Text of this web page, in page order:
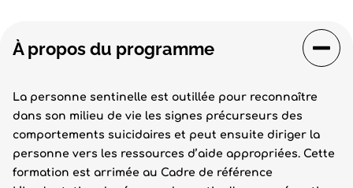
À propos du programme
La personne sentinelle est outillée pour reconnaître
dans son milieu de vie les signes précurseurs des
comportements suicidaires et peut ensuite diriger la
personne vers les ressources d’aide appropriées. Cette
formation est arrimée au Cadre de référence